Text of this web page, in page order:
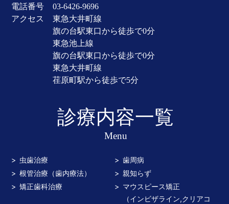
電話番号
03-6426-9696
アクセス
東急大井町線
旗の台駅東口から徒歩で0分
東急池上線
旗の台駅東口から徒歩で0分
東急大井町線
荏原町駅から徒歩で5分
診療内容一覧
Menu
虫歯治療
歯周病
根管治療（歯内療法）
親知らず
矯正歯科治療
マウスピース矯正
（インビザライン,クリアコ